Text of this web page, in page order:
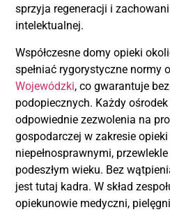
sprzyja regeneracji i
intelektualnej.
Współczesne domy opieki
spełniać rygorystyczne normy
Wojewódzki, co gwarantuje
podopiecznych. Każdy
odpowiednie zezwolenia na
gospodarczej w zakresie
niepełnosprawnymi,
podeszłym wieku. Bez
jest tutaj kadra. W skład
opiekunowie medyczni,